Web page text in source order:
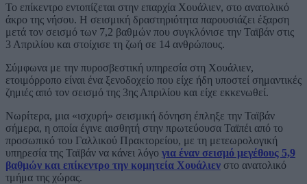
Το επίκεντρο εντοπίζεται στην επαρχία Χουάλιεν, στο ανατολικό
άκρο της νήσου. Η σεισμική δραστηριότητα παρουσιάζει έξαρση
μετά τον σεισμό των 7,2 βαθμών που συγκλόνισε την Ταϊβάν στις
3 Απριλίου και στοίχισε τη ζωή σε 14 ανθρώπους.
Σύμφωνα με την πυροσβεστική υπηρεσία στη Χουάλιεν,
ετοιμόρροπο είναι ένα ξενοδοχείο που είχε ήδη υποστεί σημαντικές
ζημιές από τον σεισμό της 3ης Απριλίου και είχε εκκενωθεί.
Νωρίτερα, μια «ισχυρή» σεισμική δόνηση έπληξε την Ταϊβάν
σήμερα, η οποία έγινε αισθητή στην πρωτεύουσα Ταϊπέι από το
προσωπικό του Γαλλικού Πρακτορείου, με τη μετεωρολογική
υπηρεσία της Ταϊβάν να κάνει λόγο για έναν σεισμό μεγέθους 5,9
βαθμών και επίκεντρο την κομητεία Χουάλιεν στο ανατολικό
τμήμα της χώρας.